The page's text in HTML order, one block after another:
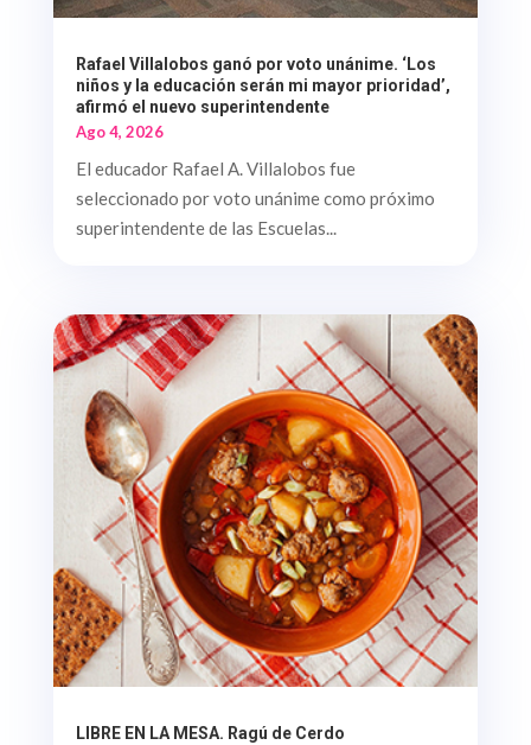
Rafael Villalobos ganó por voto unánime. ‘Los
niños y la educación serán mi mayor prioridad’,
afirmó el nuevo superintendente
Ago 4, 2026
El educador Rafael A. Villalobos fue
seleccionado por voto unánime como próximo
superintendente de las Escuelas...
LIBRE EN LA MESA. Ragú de Cerdo